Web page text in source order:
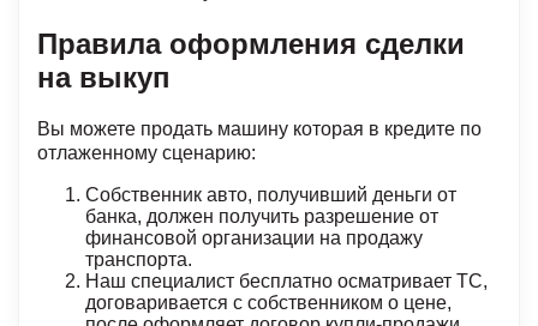
Правила оформления сделки
на выкуп
Вы можете продать машину которая в кредите по
отлаженному сценарию:
Собственник авто, получивший деньги от
банка, должен получить разрешение от
финансовой организации на продажу
транспорта.
Наш специалист бесплатно осматривает ТС,
договаривается с собственником о цене,